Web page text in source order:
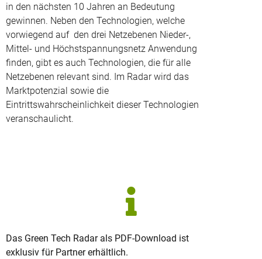
in den nächsten 10 Jahren an Bedeutung
gewinnen. Neben den Technologien, welche
vorwiegend auf den drei Netzebenen Nieder-,
Mittel- und Höchstspannungsnetz Anwendung
finden, gibt es auch Technologien, die für alle
Netzebenen relevant sind. Im Radar wird das
Marktpotenzial sowie die
Eintrittswahrscheinlichkeit dieser Technologien
veranschaulicht.
Das Green Tech Radar als PDF-Download ist
exklusiv für Partner erhältlich.